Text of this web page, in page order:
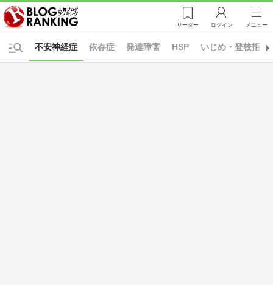
リーダー ログイン メニュー
依存症 発達障害 HSP いじめ・登校拒否
不安神経症